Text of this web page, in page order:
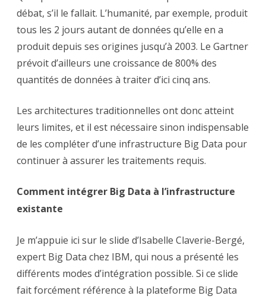
débat, s’il le fallait. L’humanité, par exemple, produit
tous les 2 jours autant de données qu’elle en a
produit depuis ses origines jusqu’à 2003. Le Gartner
prévoit d’ailleurs une croissance de 800% des
quantités de données à traiter d’ici cinq ans.
Les architectures traditionnelles ont donc atteint
leurs limites, et il est nécessaire sinon indispensable
de les compléter d’une infrastructure Big Data pour
continuer à assurer les traitements requis.
Comment intégrer Big Data à l’infrastructure
existante
Je m’appuie ici sur le slide d’Isabelle Claverie-Bergé,
expert Big Data chez IBM, qui nous a présenté les
différents modes d’intégration possible. Si ce slide
fait forcément référence à la plateforme Big Data